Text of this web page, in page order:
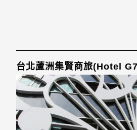
台北蘆洲集賢商旅(Hotel